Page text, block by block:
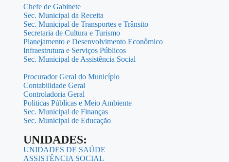
Chefe de Gabinete
Sec. Municipal da Receita
Sec. Municipal de Transportes e Trânsito
Secretaria de Cultura e Turismo
Planejamento e Desenvolvimento Econômico
Infraestrutura e Serviços Públicos
Sec. Municipal de Assistência Social
Procurador Geral do Município
Contabilidade Geral
Controladoria Geral
Politicas Públicas e Meio Ambiente
Sec. Municipal de Finanças
Sec. Municipal de Educação
UNIDADES:
UNIDADES DE SAÚDE
ASSISTÊNCIA SOCIAL